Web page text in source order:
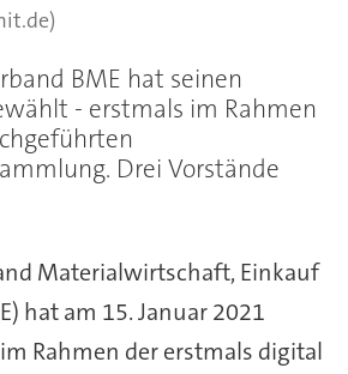
BME hat seinen
- erstmals im Rahmen
Drei Vorstände
Materialwirtschaft, Einkauf
hat am 15. Januar 2021
Rahmen der erstmals digital